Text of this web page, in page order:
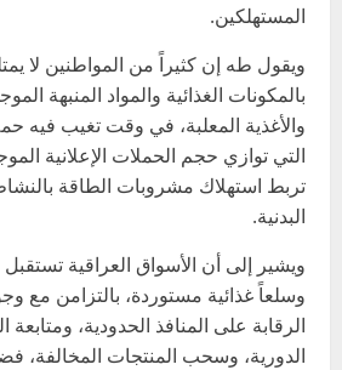
المستهلكين.
ويقول طه إن كثيراً من المواطنين لا
بالمكونات الغذائية والمواد المنبهة
والأغذية المعلبة، في وقت تغيب فيه
التي توازي حجم الحملات الإعلانية
تربط استهلاك مشروبات الطاقة
البدنية.
ويشير إلى أن الأسواق العراقية
وسلعاً غذائية مستوردة، بالتزامن
الرقابة على المنافذ الحدودية،
الدورية، وسحب المنتجات المخالفة،